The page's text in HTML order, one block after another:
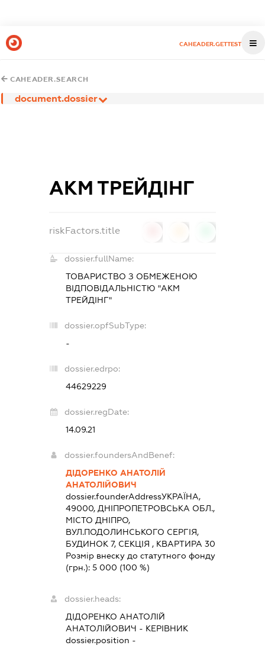
CAHEADER.GETTEST
CAHEADER.SEARCH
document.dossier
АКМ ТРЕЙДІНГ
riskFactors.title
dossier.fullName:
ТОВАРИСТВО З ОБМЕЖЕНОЮ
ВІДПОВІДАЛЬНІСТЮ "АКМ
ТРЕЙДІНГ"
dossier.opfSubType:
-
dossier.edrpo:
44629229
dossier.regDate:
14.09.21
dossier.foundersAndBenef:
ДІДОРЕНКО АНАТОЛІЙ
АНАТОЛІЙОВИЧ
dossier.founderAddressУКРАЇНА,
49000, ДНІПРОПЕТРОВСЬКА ОБЛ.,
МІСТО ДНІПРО,
ВУЛ.ПОДОЛИНСЬКОГО СЕРГІЯ,
БУДИНОК 7, СЕКЦІЯ , КВАРТИРА 30
Розмір внеску до статутного фонду
(грн.): 5 000 (100 %)
dossier.heads:
ДІДОРЕНКО АНАТОЛІЙ
АНАТОЛІЙОВИЧ - КЕРІВНИК
dossier.position -